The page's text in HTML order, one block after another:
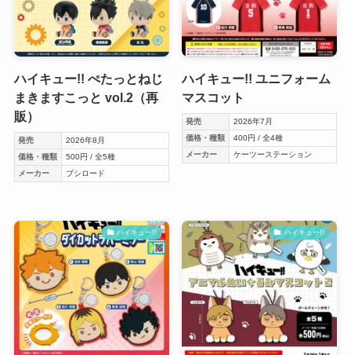
ハイキュー!! ぺたっとねじ
まきますこっと vol.2（再
販）
発売
2026年8月
価格・種類
500円 / 全5種
メーカー
ブシロード
ハイキュー!! ユニフォーム
マスコット
発売
2026年7月
価格・種類
400円 / 全4種
メーカー
ケーツーステーション
ハイキュー!! ハイキュー!!